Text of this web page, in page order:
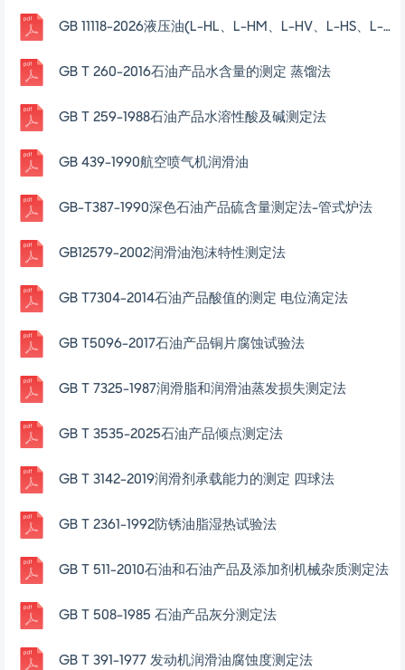
GB 11118-2026液压油(L-HL、L-HM、L-HV、L-HS、L-HG)
GB T 260-2016石油产品水含量的测定 蒸馏法
GB T 259-1988石油产品水溶性酸及碱测定法
GB 439-1990航空喷气机润滑油
GB-T387-1990深色石油产品硫含量测定法-管式炉法
GB12579-2002润滑油泡沫特性测定法
GB T7304-2014石油产品酸值的测定 电位滴定法
GB T5096-2017石油产品铜片腐蚀试验法
GB T 7325-1987润滑脂和润滑油蒸发损失测定法
GB T 3535-2025石油产品倾点测定法
GB T 3142-2019润滑剂承载能力的测定 四球法
GB T 2361-1992防锈油脂湿热试验法
GB T 511-2010石油和石油产品及添加剂机械杂质测定法
GB T 508-1985 石油产品灰分测定法
GB T 391-1977 发动机润滑油腐蚀度测定法